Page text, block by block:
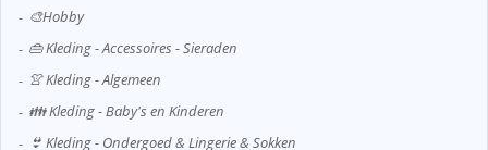
🎨Hobby
👜 Kleding - Accessoires - Sieraden
👚 Kleding - Algemeen
👪 Kleding - Baby's en Kinderen
👙 Kleding - Ondergoed & Lingerie & Sokken